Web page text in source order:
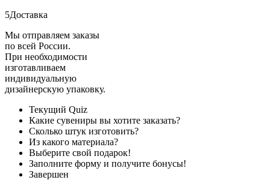
5Доставка
Мы отправляем заказы
по всей России.
При необходимости
изготавливаем
индивидуальную
дизайнерскую упаковку.
Текущий Quiz
Какие сувениры вы хотите заказать?
Сколько штук изготовить?
Из какого материала?
Выберите свой подарок!
Заполните форму и получите бонусы!
Завершен